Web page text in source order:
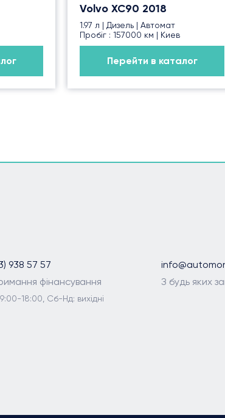
Volvo XC90 2018
1.97 л | Дизель | Автомат
Пробіг : 157000 км | Киев
Перейти в каталог
938 57 57
фінансування
18:00, Сб-Нд: вихідні
З будь яких